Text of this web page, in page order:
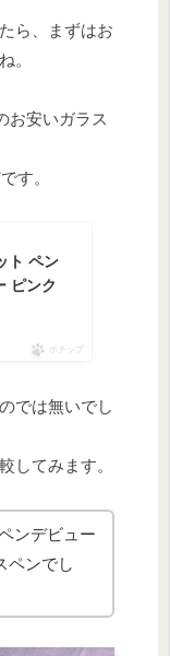
ら、まずはお
。
お安いガラス
す。
ト ペン
ピンク
ポチップ
では無いでし
してみます。
ンデビュー
ペンでし